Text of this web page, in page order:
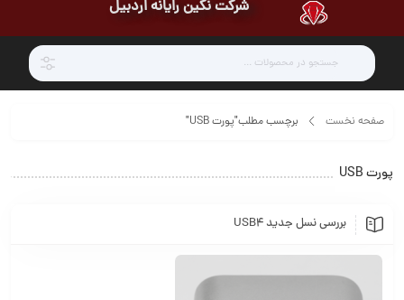
شرکت نگین رایانه اردبیل
صفحه نخست برچسب مطلب"پورت USB"
پورت USB
بررسی نسل جدید USB4